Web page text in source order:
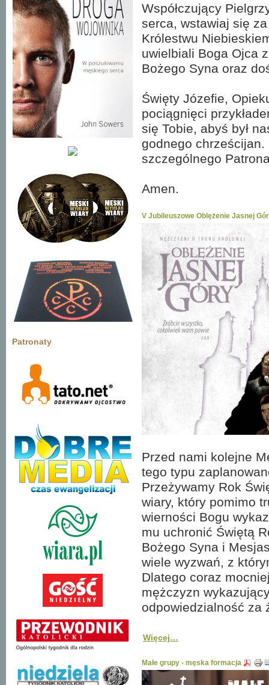
Patronaty
Współczujący
serca, wstawiaj się
Królestwu
uwielbiali Boga Ojca
Bożego Syna oraz
Święty Józefie,
pociągnięci
się Tobie, abyś był
godnego
szczególnego
Amen.
V Jubileuszowe Oblężenie Jasnej
Przed nami kolejne
tego typu
Przeżywamy Rok
wiary, który pomimo
wierności Bogu
mu uchronić Świętą
Bożego Syna i
wiele wyzwań, z
Dlatego coraz
mężczyzn
odpowiedzialność za
Więcej…
Małe grupy - męska formacja